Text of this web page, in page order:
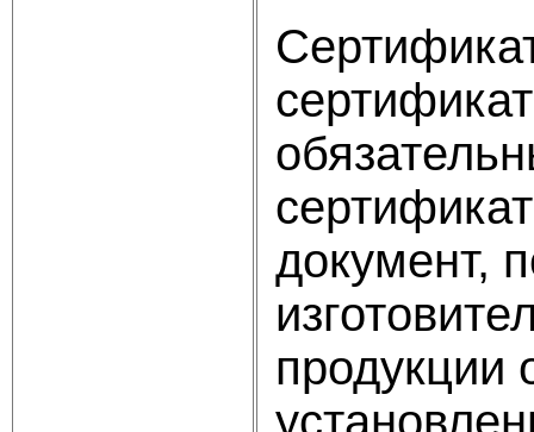
документ,
продукции